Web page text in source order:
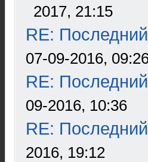
2017, 21:15
RE:
07-09-2016,
RE:
09-2016, 10:36
RE:
2016, 19:12